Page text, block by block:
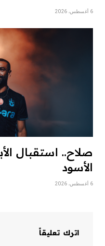
6 أغسطس، 2026
صلاح.. استقبال
الأسود
6 أغسطس، 2026
اترك تعليقاً